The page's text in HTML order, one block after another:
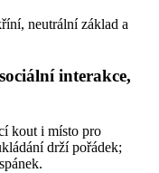
neutrální základ a
interakce,
kout i místo pro
drží pořádek;